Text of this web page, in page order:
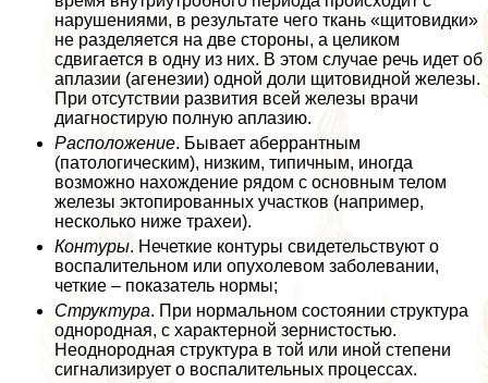
нарушениями, в результате чего ткань «щитовидки»
не разделяется на две стороны, а целиком
сдвигается в одну из них. В этом случае речь идет об
аплазии (агенезии) одной доли щитовидной железы.
При отсутствии развития всей железы врачи
диагностирую полную аплазию.
Расположение. Бывает аберрантным
(патологическим), низким, типичным, иногда
возможно нахождение рядом с основным телом
железы эктопированных участков (например,
несколько ниже трахеи).
Контуры. Нечеткие контуры свидетельствуют о
воспалительном или опухолевом заболевании,
четкие – показатель нормы;
Структура. При нормальном состоянии структура
однородная, с хаpaктерной зернистостью.
Неоднородная структура в той или иной степени
сигнализирует о воспалительных процессах.